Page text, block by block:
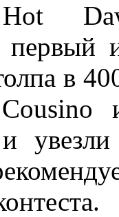
Hot
в